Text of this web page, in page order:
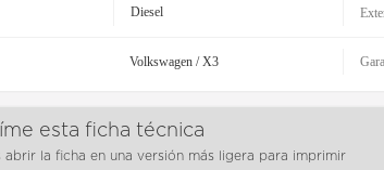
Diesel
Volkswagen / X3
esta ficha técnica
abrir la ficha en una versión más ligera para imprimir